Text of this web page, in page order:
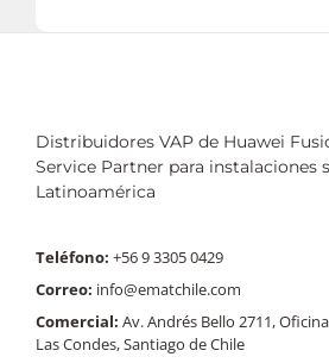
Distribuidores VAP de Huawei
Service Partner para instalaciones
Latinoamérica
Teléfono: +56 9 3305 0429
Correo: info@ematchile.com
Comercial: Av. Andrés Bello 2711,
Las Condes, Santiago de Chile